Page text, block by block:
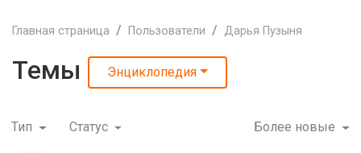
Главная страница Пользователи Дарья Пузыня
Темы Энциклопедия
Тип Статус Более новые